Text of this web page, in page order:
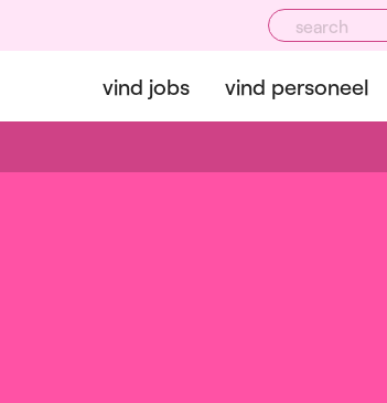
vind jobs vind personeel